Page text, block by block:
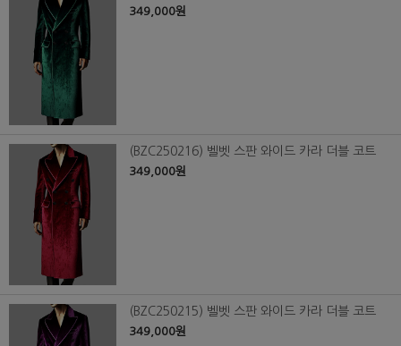
349,000원
(BZC250216) 벨벳 스판 와이드 카라 더블 코트
349,000원
(BZC250215) 벨벳 스판 와이드 카라 더블 코트
349,000원